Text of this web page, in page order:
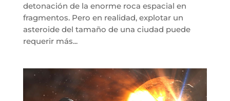
detonación de la enorme roca espacial en
fragmentos. Pero en realidad, explotar un
asteroide del tamaño de una ciudad puede
requerir más...